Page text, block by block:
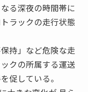
る深夜の時間帯に
ラックの走行状態
持」など危険な走
クの所属する運送
促している。